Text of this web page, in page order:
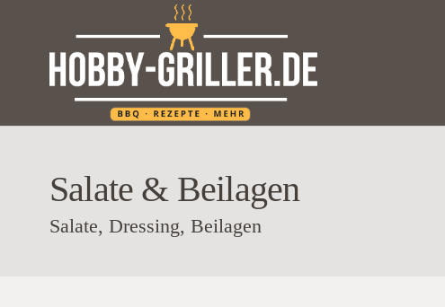
Salate & Beilagen
Salate, Dressing, Beilagen